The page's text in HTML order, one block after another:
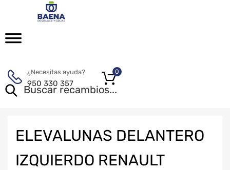
¿Necesitas ayuda?
950 330 357
0
ELEVALUNAS DELANTERO
IZQUIERDO RENAULT